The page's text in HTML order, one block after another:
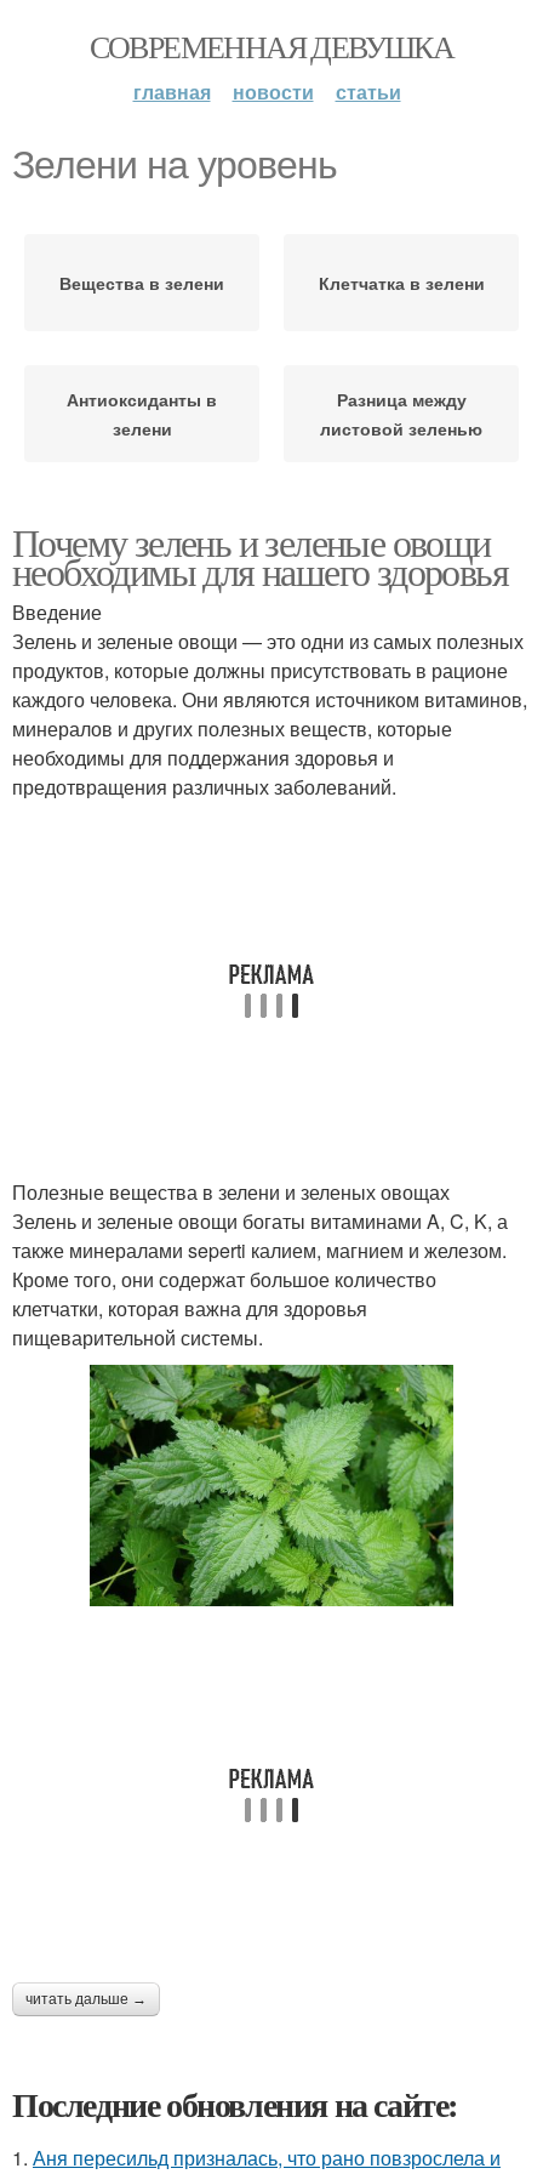
СОВРЕМЕННАЯ ДЕВУШКА
главная новости статьи
Зелени на уровень
Вещества в зелени Клетчатка в зелени
Антиоксиданты в
зелени
Разница между
листовой зеленью
Почему зелень и зеленые овощи
необходимы для нашего здоровья
Введение
Зелень и зеленые овощи — это одни из самых полезных
продуктов, которые должны присутствовать в рационе
каждого человека. Они являются источником витаминов,
минералов и других полезных веществ, которые
необходимы для поддержания здоровья и
предотвращения различных заболеваний.
Полезные вещества в зелени и зеленых овощах
Зелень и зеленые овощи богаты витаминами A, C, K, а
также минералами seperti калием, магнием и железом.
Кроме того, они содержат большое количество
клетчатки, которая важна для здоровья
пищеварительной системы.
читать дальше →
Последние обновления на сайте:
1. Аня пересильд призналась, что рано повзрослела и